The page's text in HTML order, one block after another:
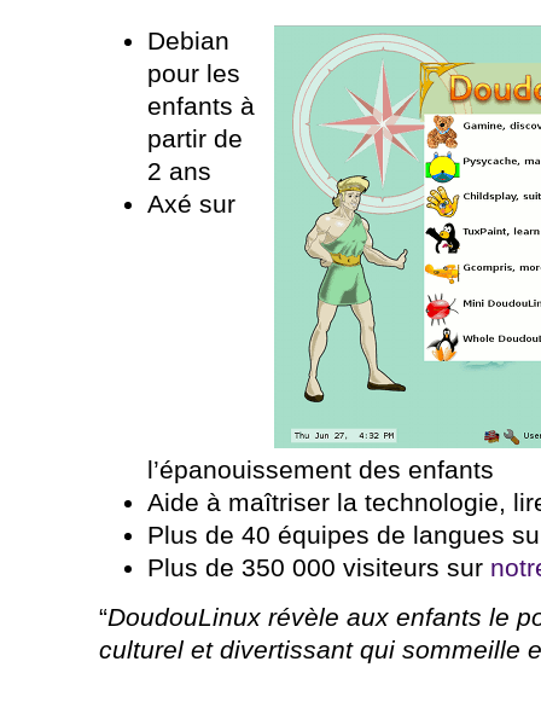
Debian
pour les
enfants à
partir de
2 ans
Axé sur
l’épanouissement des enfants
Aide à maîtriser la technologie,
Plus de 40 équipes de langues
Plus de 350 000 visiteurs sur
“DoudouLinux révèle aux enfants le
culturel et divertissant qui sommeille